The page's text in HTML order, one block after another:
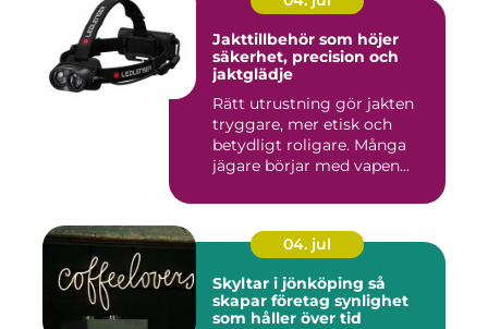
Jakttillbehör som höjer
säkerhet, precision och
jaktglädje
Rätt utrustning gör jakten
tryggare, mer etisk och
betydligt roligare. Många
jägare börjar med vapen...
04. jul
Skyltar i jönköping så
skapar företag synlighet
som håller över tid